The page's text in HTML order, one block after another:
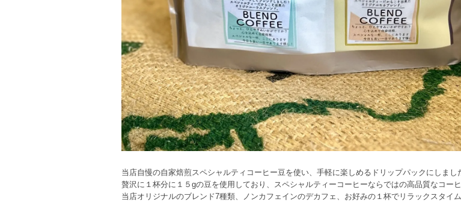
当店自慢の自家焙煎スペシャルティコーヒー豆を使い、手軽に楽しめるドリップパックにしま
贅沢に１杯分に１５gの豆を使用しており、スペシャルティーコーヒーならではの高品質なコー
当店オリジナルのブレンド7種類、ノンカフェインのデカフェ、お好みの１杯でリラックスタイ